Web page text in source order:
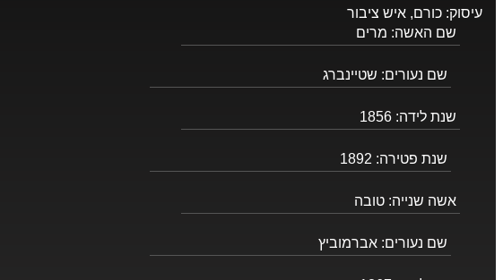
עיסוק: כורם, איש ציבור
שם האשה: מרים
שם נעורים: שטיינברג
שנת לידה: 1856
שנת פטירה: 1892
אשה שנייה: טובה
שם נעורים: אברמוביץ